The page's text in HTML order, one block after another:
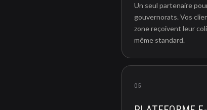
Un seul partenaire
gouvernorats. Vos
zone reçoivent leur
même standard.
05